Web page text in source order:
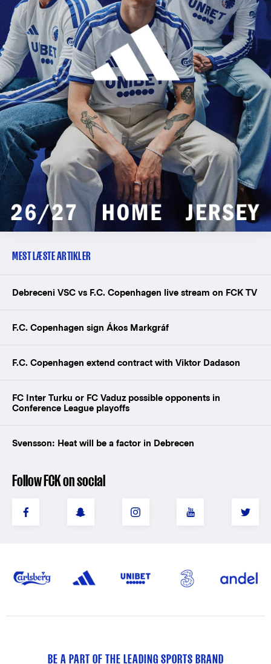
MEST LÆSTE ARTIKLER
Debreceni VSC vs F.C. Copenhagen live stream on FCK TV
F.C. Copenhagen sign Ákos Markgráf
F.C. Copenhagen extend contract with Viktor Dadason
FC Inter Turku or FC Vaduz possible opponents in
Conference League playoffs
Svensson: Heat will be a factor in Debrecen
Follow FCK on social
BE A PART OF THE LEADING SPORTS BRAND